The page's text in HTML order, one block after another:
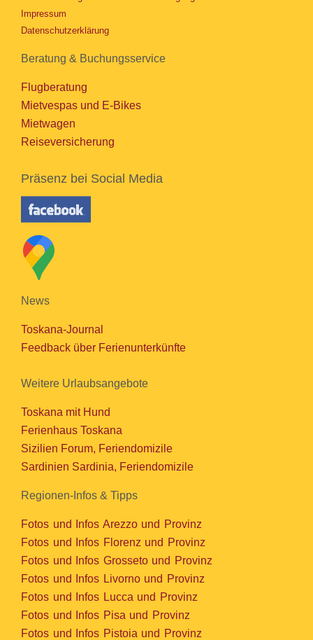
Impressum
Datenschutzerklärung
Beratung & Buchungsservice
Flugberatung
Mietvespas und E-Bikes
Mietwagen
Reiseversicherung
Präsenz bei Social Media
News
Toskana-Journal
Feedback über Ferienunterkünfte
Weitere Urlaubsangebote
Toskana mit Hund
Ferienhaus Toskana
Sizilien Forum, Feriendomizile
Sardinien Sardinia, Feriendomizile
Regionen-Infos & Tipps
Fotos und Infos Arezzo und Provinz
Fotos und Infos Florenz und Provinz
Fotos und Infos Grosseto und Provinz
Fotos und Infos Livorno und Provinz
Fotos und Infos Lucca und Provinz
Fotos und Infos Pisa und Provinz
Fotos und Infos Pistoia und Provinz